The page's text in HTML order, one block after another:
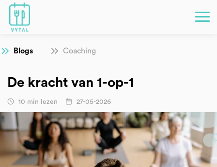
Blogs Coaching
De kracht van 1-op-1
10 min lezen 27-05-2026